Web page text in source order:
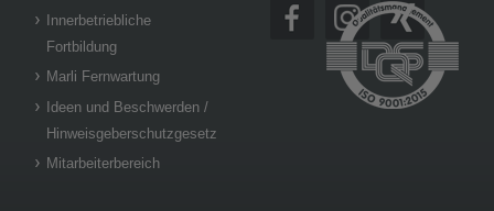
Innerbetriebliche
Fortbildung
Marli Fernwartung
Ideen und Beschwerden /
Hinweisgeberschutzgesetz
Mitarbeiterbereich